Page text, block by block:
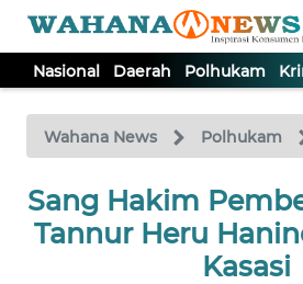
Nasional Daerah Polhukam
Wahana News Polhukam
Sang Hakim
Tannur Heru
Kasasi
TV
Tutup
NASIONAL